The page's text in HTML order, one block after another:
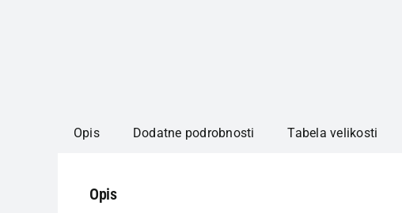
Opis Dodatne podrobnosti Tabela velikosti
Opis